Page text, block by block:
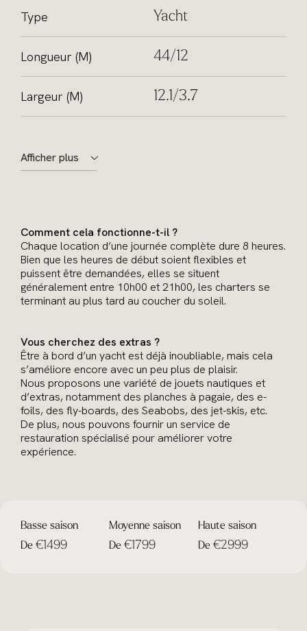
Type Yacht
Longueur (M) 44/12
Largeur (M) 12.1/3.7
Afficher plus
Comment cela fonctionne-t-il ?
Chaque location d’une journée complète dure 8 heures.
Bien que les heures de début soient flexibles et
puissent être demandées, elles se situent
généralement entre 10h00 et 21h00, les charters se
terminant au plus tard au coucher du soleil.
Vous cherchez des extras ?
Être à bord d’un yacht est déjà inoubliable, mais cela
s’améliore encore avec un peu plus de plaisir.
Nous proposons une variété de jouets nautiques et
d’extras, notamment des planches à pagaie, des e-
foils, des fly-boards, des Seabobs, des jet-skis, etc.
De plus, nous pouvons fournir un service de
restauration spécialisé pour améliorer votre
expérience.
Basse saison
De €1499
Moyenne saison
De €1799
Haute saison
De€2999